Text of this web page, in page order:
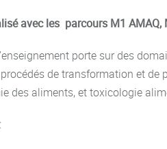
avec les parcours M1 AMAQ,
porte sur des
de transformation et de
des aliments, et toxicologie